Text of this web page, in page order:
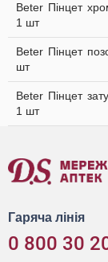
Beter Пінцет
1 шт
Beter Пінцет
шт
Beter Пінцет
1 шт
Гаряча лінія
0 800 30